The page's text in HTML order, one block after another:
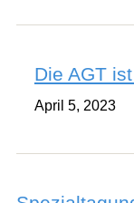
Die AGT
April 5, 2023